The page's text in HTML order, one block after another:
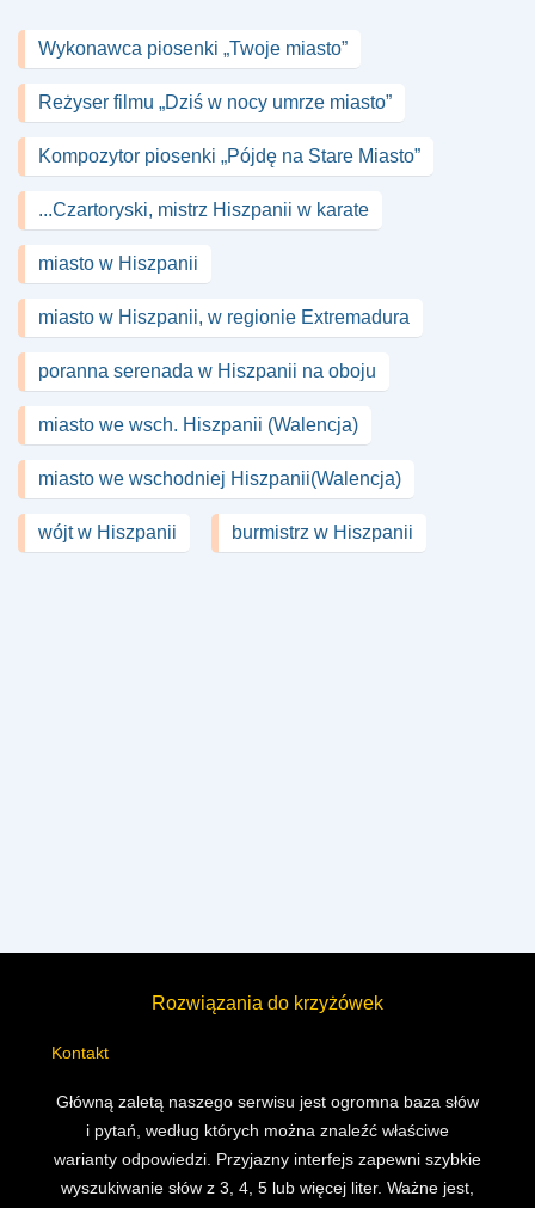
Wykonawca piosenki „Twoje miasto”
Reżyser filmu „Dziś w nocy umrze miasto”
Kompozytor piosenki „Pójdę na Stare Miasto”
...Czartoryski, mistrz Hiszpanii w karate
miasto w Hiszpanii
miasto w Hiszpanii, w regionie Extremadura
poranna serenada w Hiszpanii na oboju
miasto we wsch. Hiszpanii (Walencja)
miasto we wschodniej Hiszpanii(Walencja)
wójt w Hiszpanii burmistrz w Hiszpanii
Rozwiązania do krzyżówek
Kontakt
Główną zaletą naszego serwisu jest ogromna baza słów
i pytań, według których można znaleźć właściwe
warianty odpowiedzi. Przyjazny interfejs zapewni szybkie
wyszukiwanie słów z 3, 4, 5 lub więcej liter. Ważne jest,